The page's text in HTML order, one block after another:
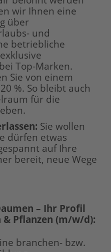
wir Ihnen eine
über
und
betriebliche
Top-Marken.
Sie von einem
%. So bleibt auch
für die
Sie wollen
dürfen etwas
auf Ihre
bereit, neue Wege
– Ihr Profil
Pflanzen (m/w/d):
branchen- bzw.